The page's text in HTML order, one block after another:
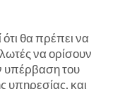
θα πρέπει να
να ορίσουν
υπέρβαση του
υπηρεσίας, και